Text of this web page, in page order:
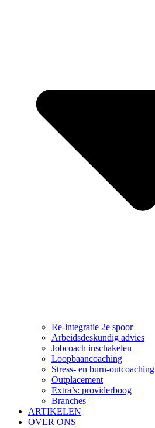
Re-integratie 2e spoor
Arbeidsdeskundig advies
Jobcoach inschakelen
Loopbaancoaching
Stress- en burn-outcoaching
Outplacement
Extra’s: providerboog
Branches
ARTIKELEN
OVER ONS